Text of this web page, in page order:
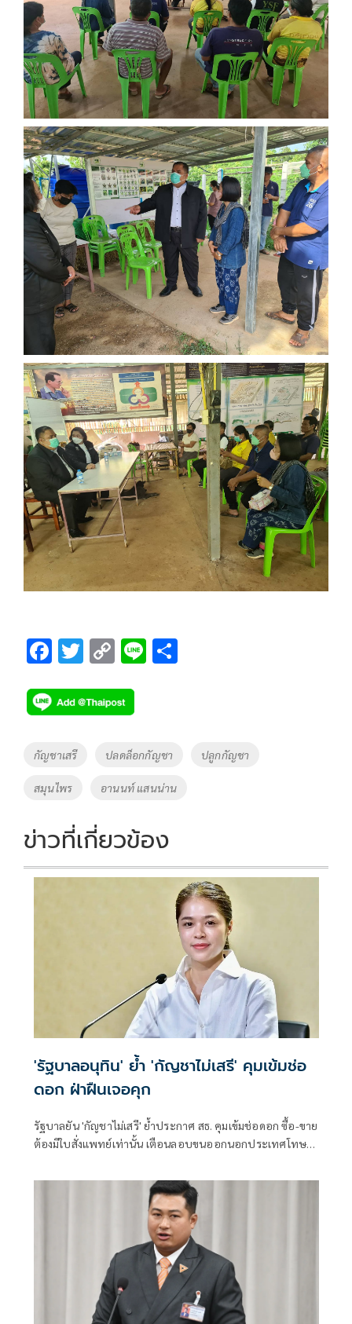
F
e
b
o
o
k
T
tt
er
C
p
y
Li
k
Li
Tags
กัญชาเสรี ปลดล็อกกัญชา ปลูกกัญชา
สมุนไพร อานนท์ แสนน่าน
ข่าวที่เกี่ยวข้อง
'รัฐบาลอนุทิน' ย้ำ 'กัญชาไม่เสรี' คุมเข้มช่อ
ดอก ฝ่าฝืนเจอคุก
รัฐบาลยัน 'กัญชาไม่เสรี' ย้ำประกาศ สธ. คุมเข้มช่อดอก ซื้อ-ขาย
ต้องมีใบสั่งแพทย์เท่านั้น เตือนลอบขนออกนอกประเทศโทษ